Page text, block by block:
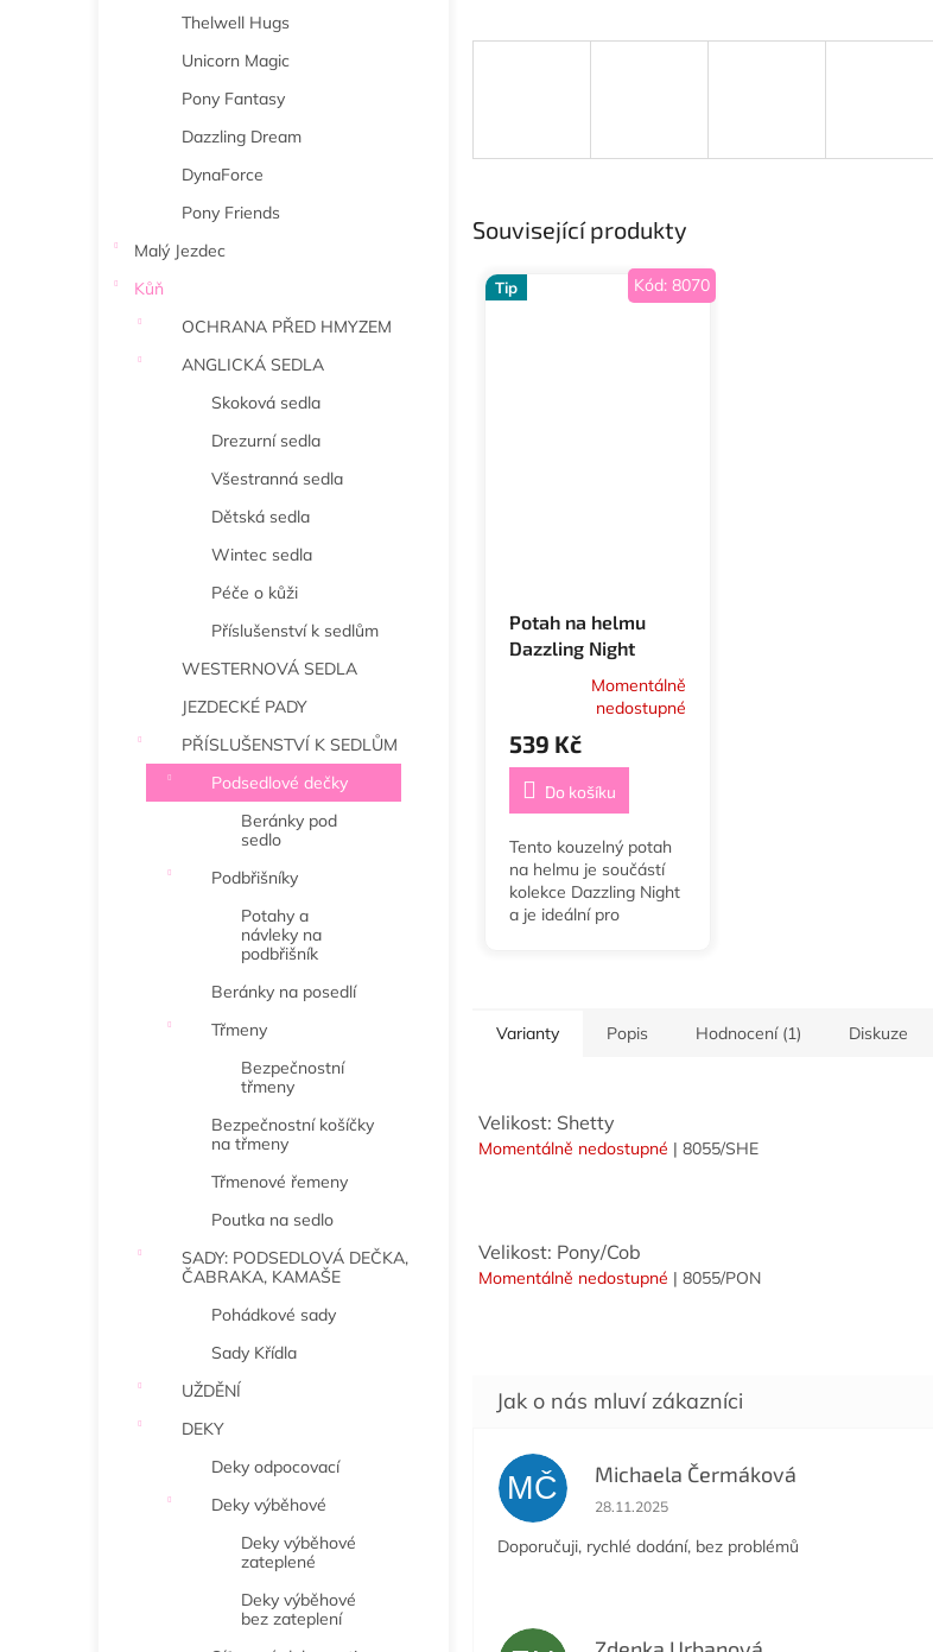
Thelwell Hugs
Unicorn Magic
Pony Fantasy
Dazzling Dream
DynaForce
Pony Friends
Malý Jezdec
Kůň
OCHRANA PŘED HMYZEM
ANGLICKÁ SEDLA
Skoková sedla
Drezurní sedla
Všestranná sedla
Dětská sedla
Wintec sedla
Péče o kůži
Příslušenství k sedlům
WESTERNOVÁ SEDLA
JEZDECKÉ PADY
PŘÍSLUŠENSTVÍ K SEDLŮM
Podsedlové dečky
Beránky pod
sedlo
Podbřišníky
Potahy a
návleky na
podbřišník
Beránky na posedlí
Třmeny
Bezpečnostní
třmeny
Bezpečnostní košíčky
na třmeny
Třmenové řemeny
Poutka na sedlo
SADY: PODSEDLOVÁ DEČKA,
ČABRAKA, KAMAŠE
Pohádkové sady
Sady Křídla
UŽDĚNÍ
DEKY
Deky odpocovací
Deky výběhové
Deky výběhové
zateplené
Deky výběhové
bez zateplení
Související produkty
Tip
Potah na helmu
Dazzling Night
Momentálně
nedostupné
539 Kč
Do košíku
Tento kouzelný potah
na helmu je součástí
kolekce Dazzling Night
a je ideální pro
Kód: 8070
Varianty Popis Hodnocení (1) Diskuze
Velikost: Shetty
Momentálně nedostupné | 8055/SHE
Velikost: Pony/Cob
Momentálně nedostupné | 8055/PON
MČ Michaela Čermáková
Hodnocení obchodu je 5 z 5 hvězdiček.
28.11.2025
Doporučuji, rychlé dodání, bez problémů